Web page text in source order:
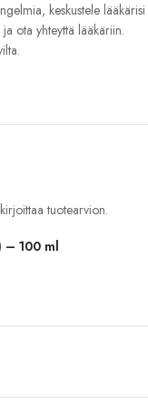
keskustele
ota yhteyttä lääkäriin.
– 100 ml
tuotearvion.